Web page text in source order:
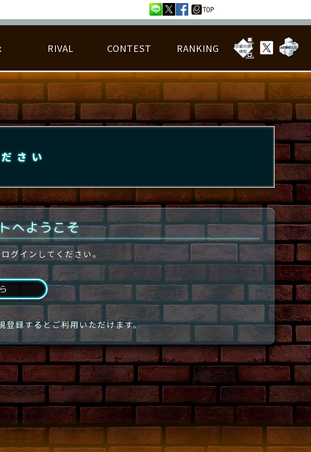
ガイド
スト紹介 楽曲データ 詳細楽曲データ
ねんごろチャレンジ EDIT譜面
RIVAL
プレーヤー検索 フレンドリスト
CONTEST
報 大会とは？
RANKING
RANKING TOTAL BEST SCORE RANKING
さい
ようこそ
グインしてください。
登録するとご利用いただけます。